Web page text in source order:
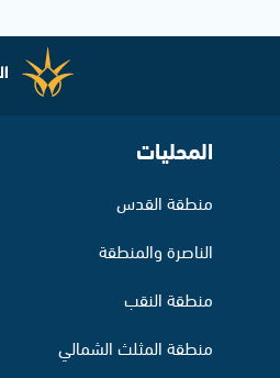
المحليات
منطقة القدس
الناصرة والمنطقة
منطقة النقب
منطقة المثلث الشمالي